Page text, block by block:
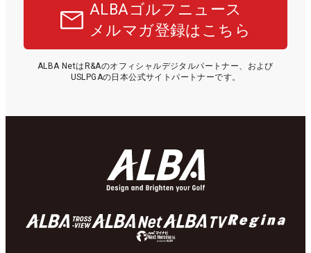
ALBAゴルフニュース
メルマガ登録はこちら
ALBA NetはR&Aのオフィシャルデジタルパートナー、および
USLPGAの日本公式サイトパートナーです。